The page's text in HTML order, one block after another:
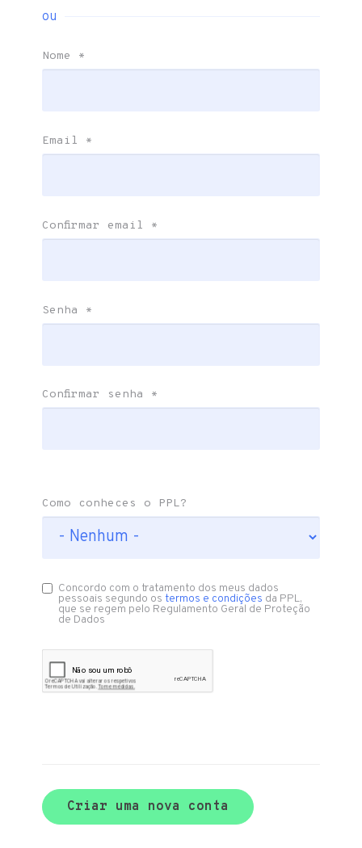
ou
Nome *
Email *
Confirmar email *
Senha *
Confirmar senha *
Como conheces o PPL?
Concordo com o tratamento dos meus dados
pessoais segundo ostermos e condições da PPL,
que se regem pelo Regulamento Geral de Proteção
de Dados
Criar uma nova conta